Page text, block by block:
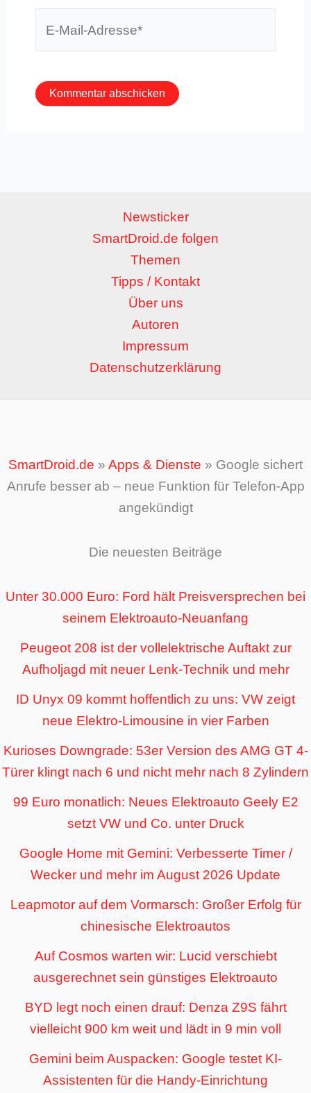
Newsticker
SmartDroid.de folgen
Themen
Tipps / Kontakt
Über uns
Autoren
Impressum
Datenschutzerklärung
SmartDroid.de » Apps & Dienste » Google sichert
Anrufe besser ab – neue Funktion für Telefon-App
angekündigt
Die neuesten Beiträge
Unter 30.000 Euro: Ford hält Preisversprechen bei
seinem Elektroauto-Neuanfang
Peugeot 208 ist der vollelektrische Auftakt zur
Aufholjagd mit neuer Lenk-Technik und mehr
ID Unyx 09 kommt hoffentlich zu uns: VW zeigt
neue Elektro-Limousine in vier Farben
Kurioses Downgrade: 53er Version des AMG GT 4-
Türer klingt nach 6 und nicht mehr nach 8 Zylindern
99 Euro monatlich: Neues Elektroauto Geely E2
setzt VW und Co. unter Druck
Google Home mit Gemini: Verbesserte Timer /
Wecker und mehr im August 2026 Update
Leapmotor auf dem Vormarsch: Großer Erfolg für
chinesische Elektroautos
Auf Cosmos warten wir: Lucid verschiebt
ausgerechnet sein günstiges Elektroauto
BYD legt noch einen drauf: Denza Z9S fährt
vielleicht 900 km weit und lädt in 9 min voll
Gemini beim Auspacken: Google testet KI-
Assistenten für die Handy-Einrichtung